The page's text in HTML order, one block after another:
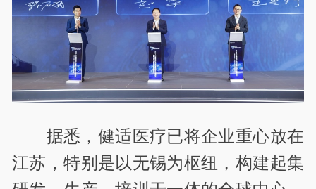
据悉，健适医疗已将企业重心放在
江苏，特别是以无锡为枢纽，构建起集